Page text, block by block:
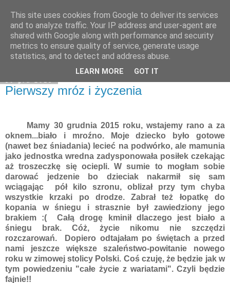
Moje miejsce
Pierwszy mróz i życzenia
Mamy 30 grudnia 2015 roku, wstajemy rano a za
oknem...biało i mroźno. Moje dziecko było gotowe
(nawet bez śniadania) lecieć na podwórko, ale mamunia
jako jednostka wredna zadysponowała posiłek czekając
aż troszeczkę się ociepli. W sumie to mogłam sobie
darować jedzenie bo dzieciak nakarmił się sam
wciągając pół kilo szronu, oblizał przy tym chyba
wszystkie krzaki po drodze. Zabrał też łopatkę do
kopania w śniegu i strasznie był zawiedziony jego
brakiem :( Całą drogę kminił dlaczego jest biało a
śniegu brak. Cóż, życie nikomu nie szczędzi
rozczarowań. Dopiero odtajałam po świętach a przed
nami jeszcze większe szaleństwo-powitanie nowego
roku w zimowej stolicy Polski. Coś czuję, że będzie jak w
tym powiedzeniu "całe życie z wariatami". Czyli będzie
fajnie!!
This site uses cookies from Google to deliver its services
and to analyze traffic. Your IP address and user-agent are
shared with Google along with performance and security
metrics to ensure quality of service, generate usage
statistics, and to detect and address abuse.
LEARN MORE GOT IT